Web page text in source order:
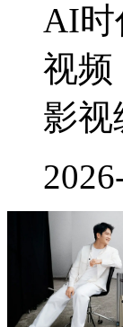
AI时
视频
影视